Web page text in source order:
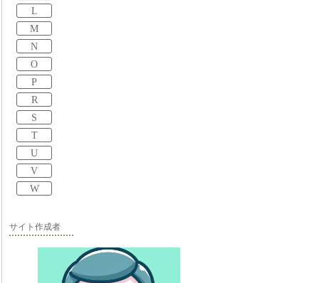
L
M
N
O
P
R
S
T
U
V
W
サイト作成者